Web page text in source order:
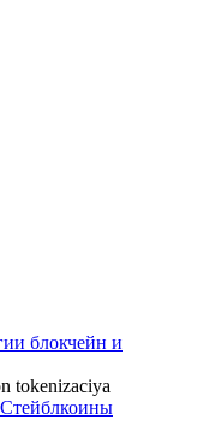
блокчейн и